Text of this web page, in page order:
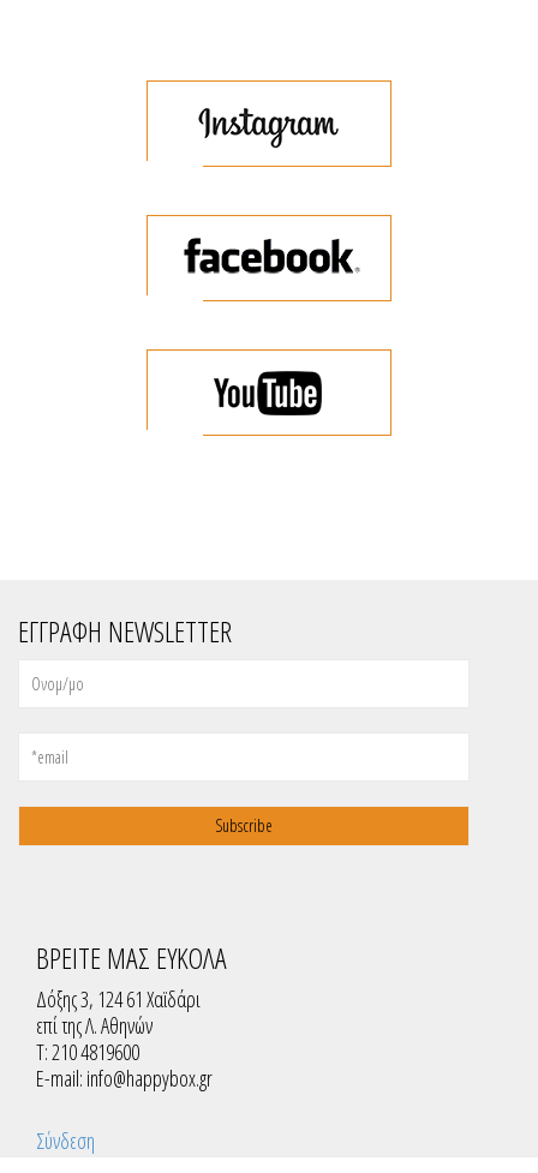
ΕΓΓΡΑΦΗ NEWSLETTER
ΒΡΕΙΤΕ ΜΑΣ ΕΥΚΟΛΑ
Δόξης 3, 124 61 Χαϊδάρι
επί της Λ. Αθηνών
T: 210 4819600
E-mail: info@happybox.gr
Σύνδεση